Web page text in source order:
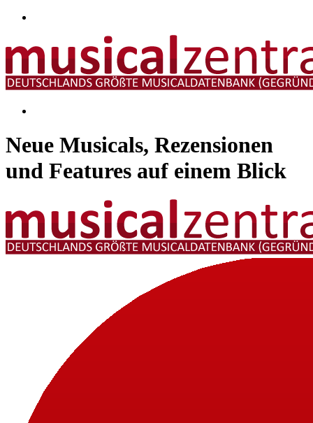
Neue Musicals, Rezensionen
und Features auf einem Blick